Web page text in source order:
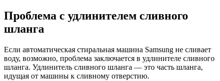
Проблема с удлинителем сливного
шланга
Если автоматическая стиральная машина Samsung не сливает
воду, возможно, проблема заключается в удлинителе сливного
шланга. Удлинитель сливного шланга — это часть шланга,
идущая от машины к сливному отверстию.